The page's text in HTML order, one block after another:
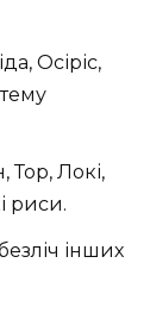
Осіріс,
Тор, Локі,
риси.
інших